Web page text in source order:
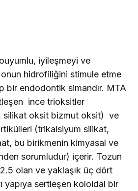
iyileşmeyi ve
hidrofiliğini stimule etme
bir endodontik simandır. MTA
ince trioksitler
silikat oksit bizmut oksit) ve
(trikalsiyum silikat,
bu birikmenin kimyasal ve
sorumludur) içerir. Tozun
olan ve yaklaşık üç dört
yapıya sertleşen koloidal bir